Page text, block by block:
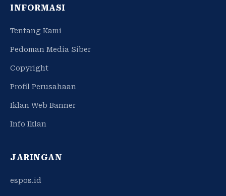
INFORMASI
Tentang Kami
Pedoman Media Siber
Copyright
Profil Perusahaan
Iklan Web Banner
Info Iklan
JARINGAN
espos.id